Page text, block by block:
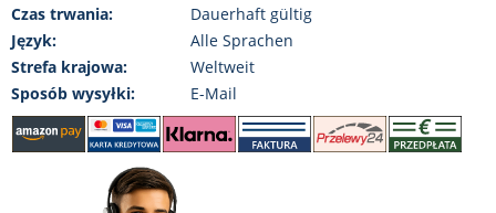
Czas trwania:
Dauerhaft gültig
Język:
Alle Sprachen
Strefa krajowa:
Weltweit
Sposób wysyłki:
E-Mail